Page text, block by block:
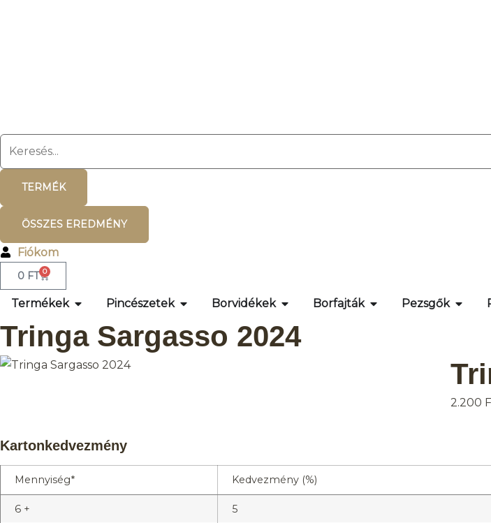
TERMÉK
ÖSSZES EREDMÉNY
Fiókom
0 FT 0
Termékek Pincészetek Borvidékek Borfajták Pezsgők
Tringa Sargasso 2024
2.200
Kartonkedvezmény
Mennyiség* Kedvezmény (%)
6 + 5